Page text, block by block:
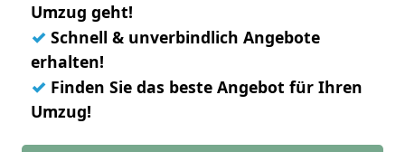
Umzug geht!
✓ Schnell & unverbindlich Angebote
erhalten!
✓ Finden Sie das beste Angebot für Ihren
Umzug!